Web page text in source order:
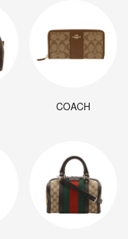
COACH